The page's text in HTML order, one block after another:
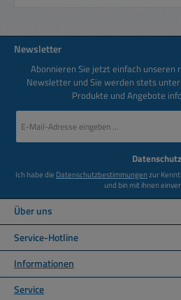
Newsletter
Abonnieren Sie jetzt einfach unseren
Newsletter und Sie werden stets
Produkte und Angebote
Mail-
Datenschutz
Ich habe die Datenschutzbestimmungenzur
und bin mit ihnen
Über uns
Service-Hotline
Informationen
Service